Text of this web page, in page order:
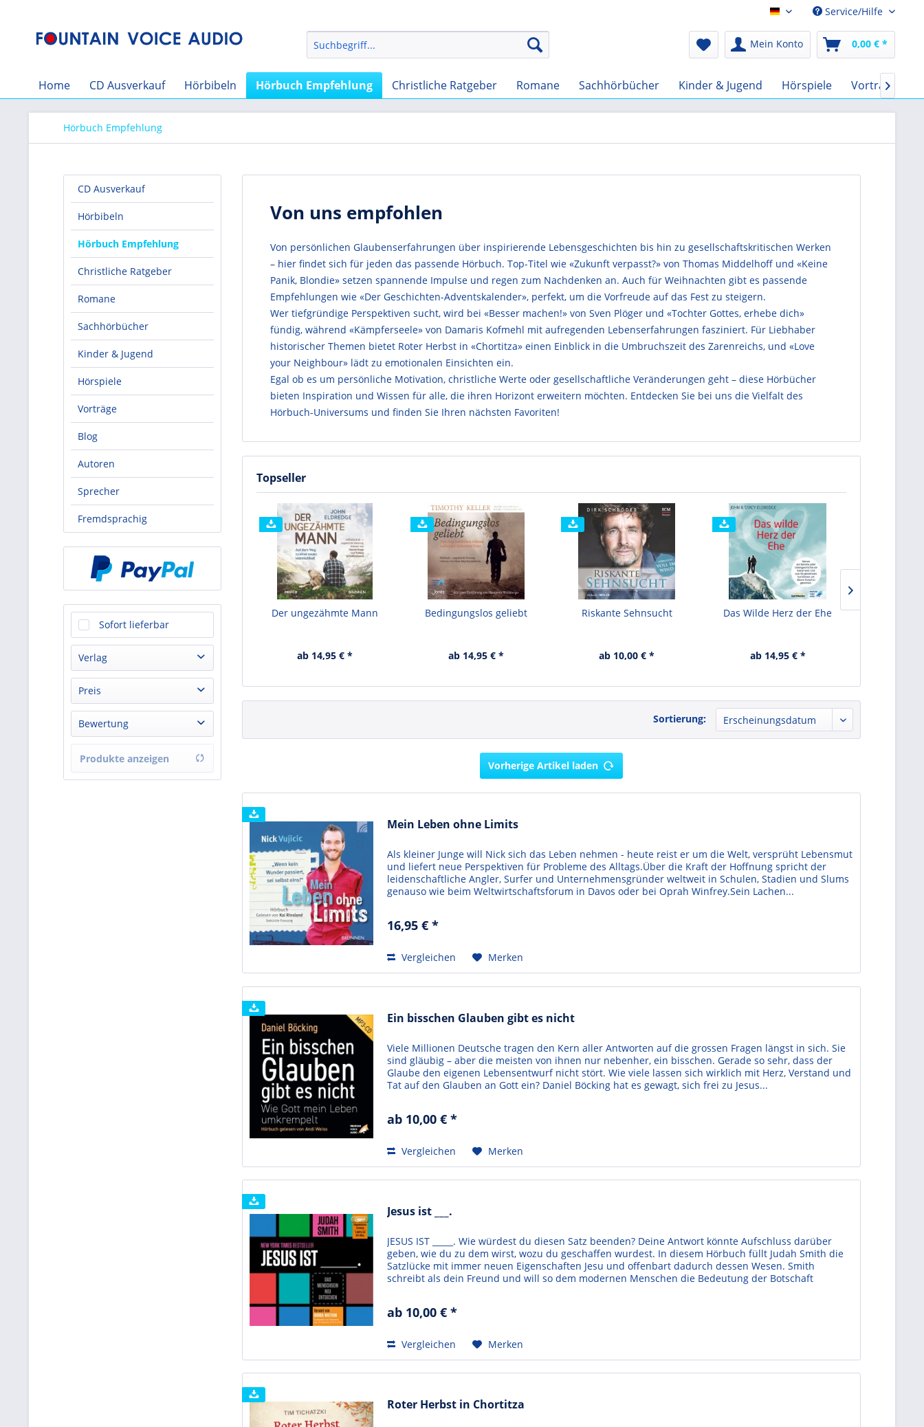
Audio-Book EURService/Hilfe
Mein Konto 0,00 € *
Home CD Ausverkauf Hörbibeln Hörbuch Empfehlung Christliche Ratgeber Romane Sachhörbücher Kinder & Jugend Hörspiele Vorträge

Hörbuch Empfehlung
CD Ausverkauf
Hörbibeln
Hörbuch Empfehlung
Christliche Ratgeber
Romane
Sachhörbücher
Kinder & Jugend
Hörspiele
Vorträge
Blog
Autoren
Sprecher
Fremdsprachig
Sofort lieferbar
Verlag
Adeo Verlag
Brunnen Verlag
Finanzbuch Verlag Hörbuch
SCM Hänssler
TIAKI Books / Tim Tichatzki
Preis
von9,99 €bis29,00 €
Bewertung
& mehr
& mehr
Produkte anzeigen
Von uns empfohlen
Von persönlichen Glaubenserfahrungen über inspirierende Lebensgeschichten bis hin zu gesellschaftskritischen Werken
– hier findet sich für jeden das passende Hörbuch. Top-Titel wie «Zukunft verpasst?» von Thomas Middelhoff und «Keine
Panik, Blondie» setzen spannende Impulse und regen zum Nachdenken an. Auch für Weihnachten gibt es passende
Empfehlungen wie «Der Geschichten-Adventskalender», perfekt, um die Vorfreude auf das Fest zu steigern.
Wer tiefgründige Perspektiven sucht, wird bei «Besser machen!» von Sven Plöger und «Tochter Gottes, erhebe dich»
fündig, während «Kämpferseele» von Damaris Kofmehl mit aufregenden Lebenserfahrungen fasziniert. Für Liebhaber
historischer Themen bietet Roter Herbst in «Chortitza» einen Einblick in die Umbruchszeit des Zarenreichs, und «Love
your Neighbour» lädt zu emotionalen Einsichten ein.
Egal ob es um persönliche Motivation, christliche Werte oder gesellschaftliche Veränderungen geht – diese Hörbücher
bieten Inspiration und Wissen für alle, die ihren Horizont erweitern möchten. Entdecken Sie bei uns die Vielfalt des
Hörbuch-Universums und finden Sie Ihren nächsten Favoriten!
Topseller
Der ungezähmte Mann
ab 14,95 € *
Bedingungslos geliebt
ab 14,95 € *
Riskante Sehnsucht
ab 10,00 € *
Das Wilde Herz der Ehe
ab 14,95 € *
Sortierung:
Vorherige Artikel laden
Mein Leben ohne Limits
Als kleiner Junge will Nick sich das Leben nehmen - heute reist er um die Welt, versprüht Lebensmut
und liefert neue Perspektiven für Probleme des Alltags.Über die Kraft der Hoffnung spricht der
leidenschaftliche Angler, Surfer und Unternehmensgründer weltweit in Schulen, Stadien und Slums
genauso wie beim Weltwirtschaftsforum in Davos oder bei Oprah Winfrey.Sein Lachen...
16,95 € *
Vergleichen Merken
Ein bisschen Glauben gibt es nicht
Viele Millionen Deutsche tragen den Kern aller Antworten auf die grossen Fragen längst in sich. Sie
sind gläubig – aber die meisten von ihnen nur nebenher, ein bisschen. Gerade so sehr, dass der
Glaube den eigenen Lebensentwurf nicht stört. Wie viele lassen sich wirklich mit Herz, Verstand und
Tat auf den Glauben an Gott ein? Daniel Böcking hat es gewagt, sich frei zu Jesus...
ab 10,00 € *
Vergleichen Merken
Jesus ist ___.
JESUS IST _____. Wie würdest du diesen Satz beenden? Deine Antwort könnte Aufschluss darüber
geben, wie du zu dem wirst, wozu du geschaffen wurdest. In diesem Hörbuch füllt Judah Smith die
Satzlücke mit immer neuen Eigenschaften Jesu und offenbart dadurch dessen Wesen. Smith
schreibt als dein Freund und will so dem modernen Menschen die Bedeutung der Botschaft
ab 10,00 € *
Vergleichen Merken
Roter Herbst in Chortitza